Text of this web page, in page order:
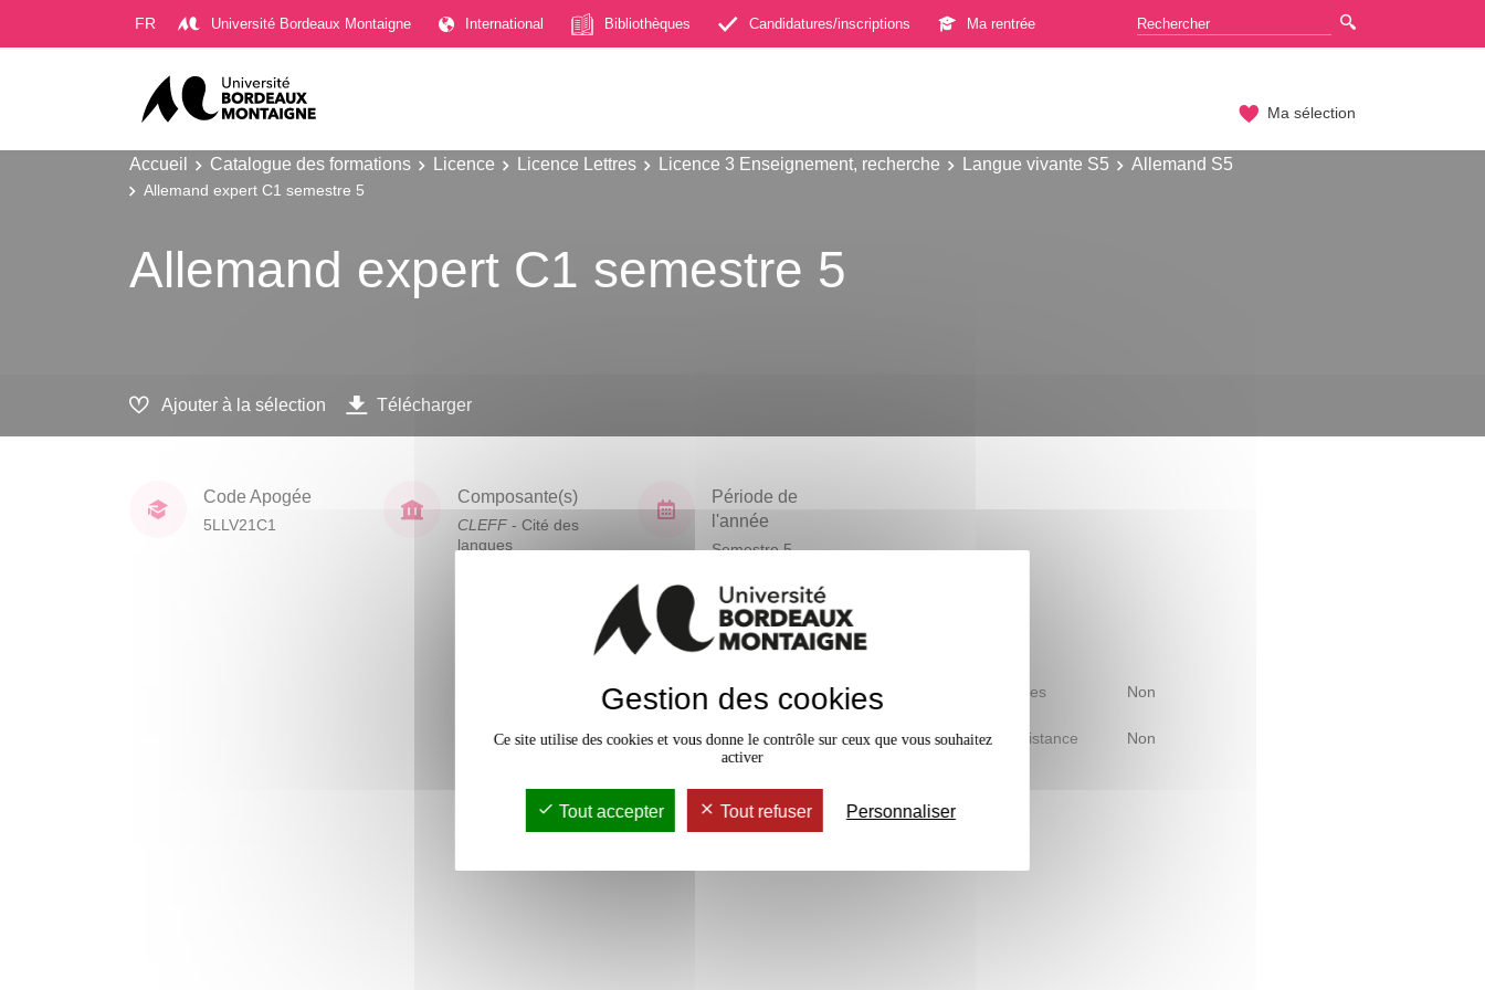
FR Université Bordeaux Montaigne International Bibliothèques Candidatures/inscriptions Ma rentrée
Ma sélection
Accueil Catalogue des formations Licence Licence Lettres Licence 3 Enseignement, recherche Langue vivante S5 Allemand S5
Allemand expert C1 semestre 5
Allemand expert C1 semestre 5
Ajouter à la sélection Télécharger
Code Apogée
5LLV21C1
Composante(s)
CLEFF - Cité des
langues
Période de
l'année
Semestre 5
Mobilité d'études Non
Accessible à distance Non
Gestion des cookies
Ce site utilise des cookies et vous donne le contrôle sur ceux que vous souhaitez
activer
Tout accepter Tout refuser Personnaliser